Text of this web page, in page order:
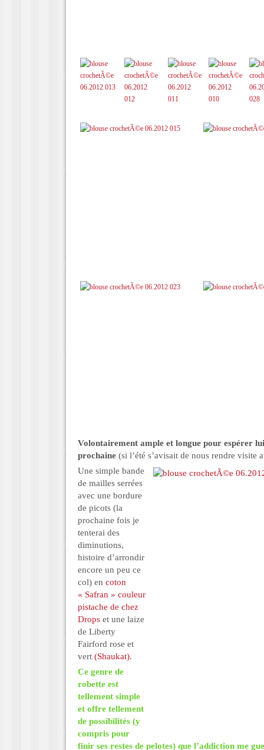
Volontairement ample et longue pour espérer
prochaine (si l’été s’avisait de nous rendre
Une simple bande
de mailles serrées
avec une bordure
de picots (la
prochaine fois je
tenterai des
diminutions,
histoire d’arrondir
encore un peu ce
col) en coton
« Safran » couleur
pistache de chez
Drops et une laize
de Liberty
Fairford rose et
vert (Shaukat).
Ce genre de
robette est
tellement simple
et offre tellement
de possibilités (y
compris pour
finir ses restes de pelotes) que l’addiction me